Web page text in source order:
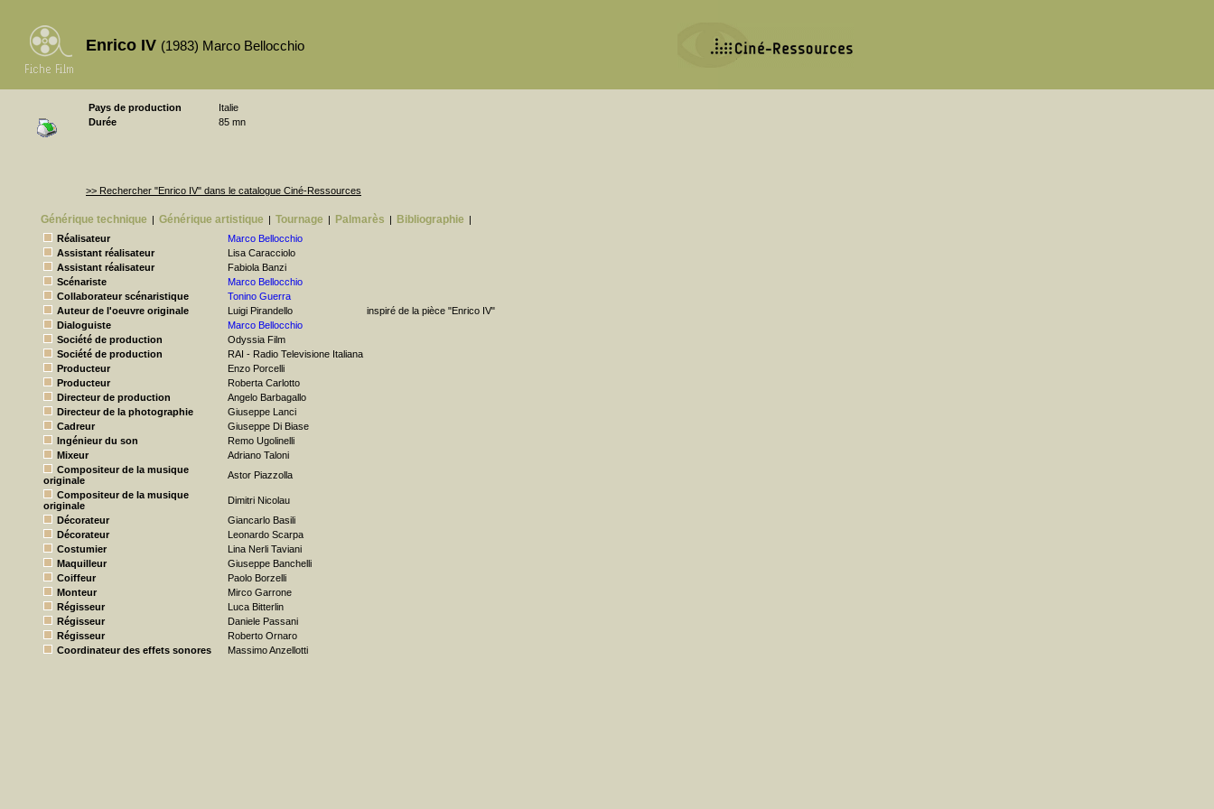
Enrico IV (1983) Marco Bellocchio
Pays de production
Italie
Durée
85 mn
>> Rechercher "Enrico IV" dans le catalogue Ciné-Ressources
Générique technique | Générique artistique | Tournage | Palmarès | Bibliographie |
Réalisateur
Marco Bellocchio
Assistant réalisateur
Lisa Caracciolo
Assistant réalisateur
Fabiola Banzi
Scénariste
Marco Bellocchio
Collaborateur scénaristique
Tonino Guerra
Auteur de l'oeuvre originale
Luigi Pirandello
inspiré de la pièce "Enrico IV"
Dialoguiste
Marco Bellocchio
Société de production
Odyssia Film
Société de production
RAI - Radio Televisione Italiana
Producteur
Enzo Porcelli
Producteur
Roberta Carlotto
Directeur de production
Angelo Barbagallo
Directeur de la photographie
Giuseppe Lanci
Cadreur
Giuseppe Di Biase
Ingénieur du son
Remo Ugolinelli
Mixeur
Adriano Taloni
Compositeur de la musique
originale
Astor Piazzolla
Compositeur de la musique
originale
Dimitri Nicolau
Décorateur
Giancarlo Basili
Décorateur
Leonardo Scarpa
Costumier
Lina Nerli Taviani
Maquilleur
Giuseppe Banchelli
Coiffeur
Paolo Borzelli
Monteur
Mirco Garrone
Régisseur
Luca Bitterlin
Régisseur
Daniele Passani
Régisseur
Roberto Ornaro
Coordinateur des effets sonores
Massimo Anzellotti